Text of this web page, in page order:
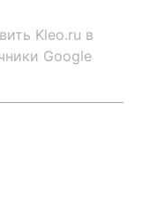
Kleo.ru в
Google